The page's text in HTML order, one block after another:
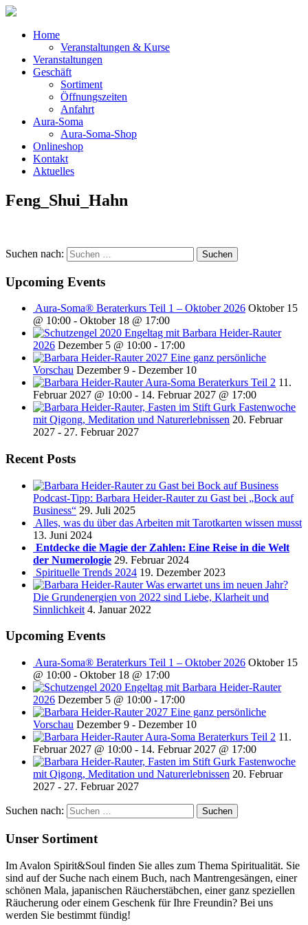
Home
Veranstaltungen & Kurse
Veranstaltungen
Geschäft
Sortiment
Öffnungszeiten
Anfahrt
Aura-Soma
Aura-Soma-Shop
Onlineshop
Kontakt
Aktuelles
Feng_Shui_Hahn
Suchen nach:
Upcoming Events
Aura-Soma® Beraterkurs Teil 1 – Oktober 2026 Oktober 15
@ 10:00 - Oktober 18 @ 17:00
Engeltag mit Barbara Heider-Rauter
2026 Dezember 5 @ 10:00 - 17:00
2027 Eine ganz persönliche
Vorschau Dezember 9 - Dezember 10
Aura-Soma Beraterkurs Teil 2 11.
Februar 2027 @ 10:00 - 14. Februar 2027 @ 17:00
Fastenwoche
mit Qigong, Meditation und Naturerlebnissen 20. Februar
2027 - 27. Februar 2027
Recent Posts
Podcast-Tipp: Barbara Heider-Rauter zu Gast bei „Bock auf
Business“ 29. Juli 2025
Alles, was du über das Arbeiten mit Tarotkarten wissen musst
13. Juni 2024
Entdecke die Magie der Zahlen: Eine Reise in die Welt
der Numerologie 29. Februar 2024
Spirituelle Trends 2024 19. Dezember 2023
Was erwartet uns im neuen Jahr?
Die Grundenergien von 2022 sind Liebe, Klarheit und
Sinnlichkeit 4. Januar 2022
Upcoming Events
Aura-Soma® Beraterkurs Teil 1 – Oktober 2026 Oktober 15
@ 10:00 - Oktober 18 @ 17:00
Engeltag mit Barbara Heider-Rauter
2026 Dezember 5 @ 10:00 - 17:00
2027 Eine ganz persönliche
Vorschau Dezember 9 - Dezember 10
Aura-Soma Beraterkurs Teil 2 11.
Februar 2027 @ 10:00 - 14. Februar 2027 @ 17:00
Fastenwoche
mit Qigong, Meditation und Naturerlebnissen 20. Februar
2027 - 27. Februar 2027
Suchen nach:
Unser Sortiment
Im Avalon Spirit&Soul finden Sie alles zum Thema Spiritualität. Sie
sind auf der Suche nach einem Buch, nach Mantrengesängen, einer
schönen Mala, japanischen Räucherstäbchen, einer ganz speziellen
Räucherung oder einem Geschenk für Ihre Freundin? Bei uns
werden Sie bestimmt fündig!